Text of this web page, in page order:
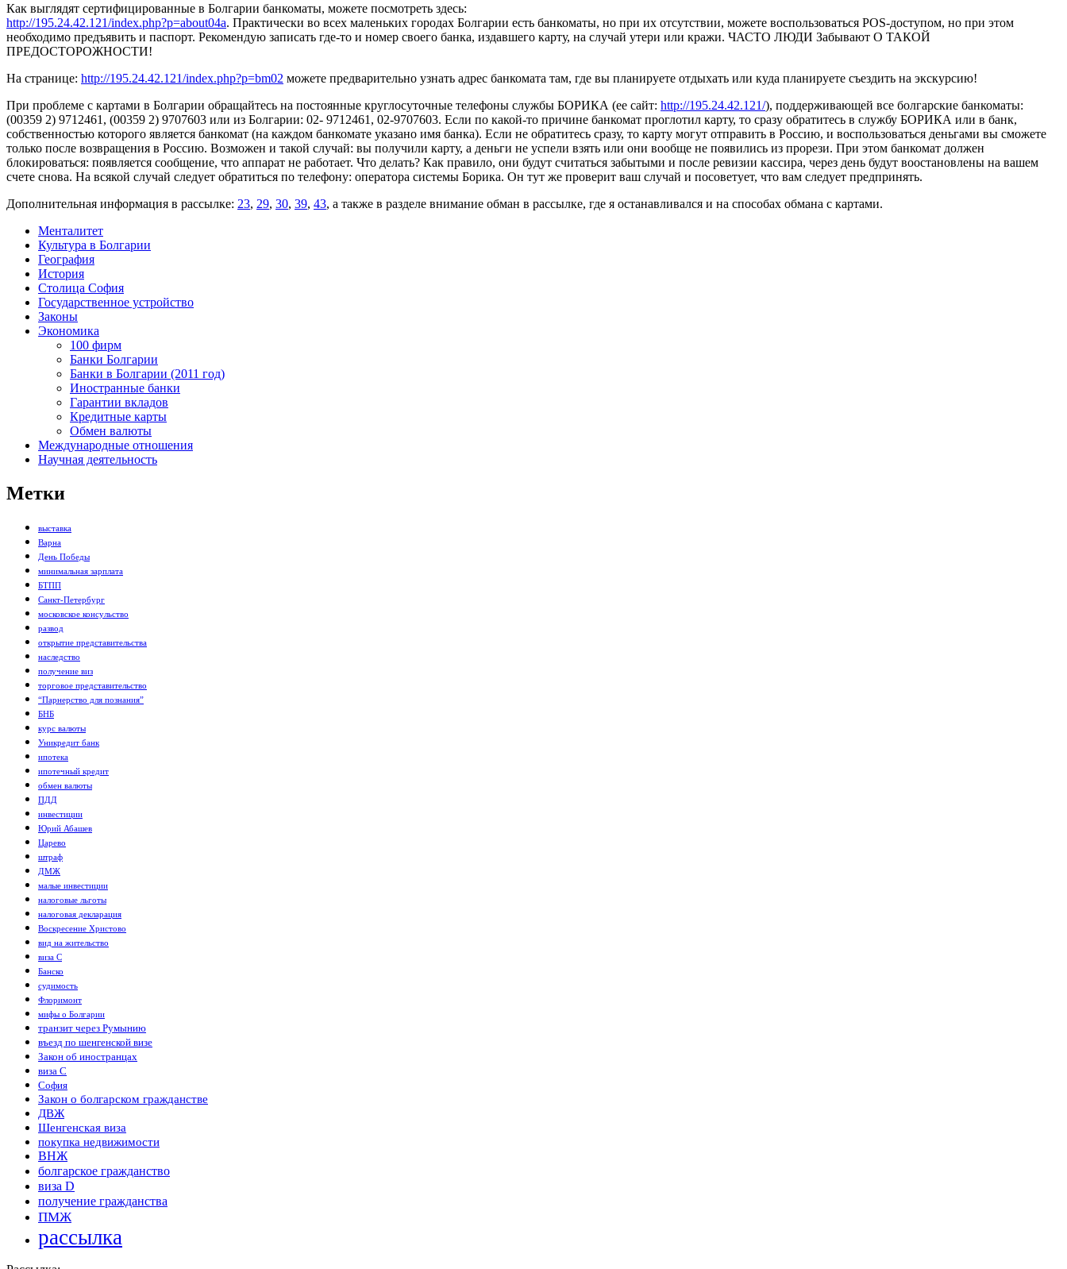
Как выглядят сертифицированные в Болгарии банкоматы, можете посмотреть здесь:
http://195.24.42.121/index.php?p=about04a. Практически во всех маленьких городах Болгарии есть банкоматы, но при их отсутствии, можете воспользоваться POS-доступом, но при этом
необходимо предъявить и паспорт. Рекомендую записать где-то и номер своего банка, издавшего карту, на случай утери или кражи. ЧАСТО ЛЮДИ Забывают О ТАКОЙ
ПРЕДОСТОРОЖНОСТИ!
На странице: http://195.24.42.121/index.php?p=bm02 можете предварительно узнать адрес банкомата там, где вы планируете отдыхать или куда планируете съездить на экскурсию!
При проблеме с картами в Болгарии обращайтесь на постоянные круглосуточные телефоны службы БОРИКА (ее сайт: http://195.24.42.121/), поддерживающей все болгарские банкоматы:
(00359 2) 9712461, (00359 2) 9707603 или из Болгарии: 02- 9712461, 02-9707603. Если по какой-то причине банкомат проглотил карту, то сразу обратитесь в службу БОРИКА или в банк,
собственностью которого является банкомат (на каждом банкомате указано имя банка). Если не обратитесь сразу, то карту могут отправить в Россию, и воспользоваться деньгами вы сможете
только после возвращения в Россию. Возможен и такой случай: вы получили карту, а деньги не успели взять или они вообще не появились из прорези. При этом банкомат должен
блокироваться: появляется сообщение, что аппарат не работает. Что делать? Как правило, они будут считаться забытыми и после ревизии кассира, через день будут воостановлены на вашем
счете снова. На всякой случай следует обратиться по телефону: оператора системы Борика. Он тут же проверит ваш случай и посоветует, что вам следует предпринять.
Дополнительная информация в рассылке: 23, 29, 30, 39, 43, а также в разделе внимание обман в рассылке, где я останавливался и на способах обмана с картами.
Менталитет
Культура в Болгарии
География
История
Столица София
Государственное устройство
Законы
Экономика
100 фирм
Банки Болгарии
Банки в Болгарии (2011 год)
Иностранные банки
Гарантии вкладов
Кредитные карты
Обмен валюты
Международные отношения
Научная деятельность
Метки
выставка
Варна
День Победы
минимальная зарплата
БТПП
Санкт-Петербург
московское консульство
развод
открытие представительства
наследство
получение виз
торговое представительство
“Парнерство для познания”
БНБ
курс валюты
Уникредит банк
ипотека
ипотечный кредит
обмен валюты
ПДД
инвестиции
Юрий Абашев
Царево
штраф
ДМЖ
малые инвестиции
налоговые льготы
налоговая декларация
Воскресение Христово
вид на жительство
виза C
Банско
судимость
Флоримонт
мифы о Болгарии
транзит через Румынию
въезд по шенгенской визе
Закон об иностранцах
виза С
София
Закон о болгарском гражданстве
ДВЖ
Шенгенская виза
покупка недвижимости
ВНЖ
болгарское гражданство
виза D
получение гражданства
ПМЖ
рассылка